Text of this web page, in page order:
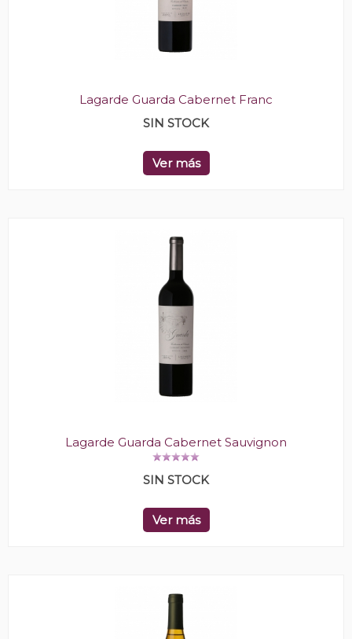
Lagarde Guarda Cabernet Franc
SIN STOCK
Ver más
Lagarde Guarda Cabernet Sauvignon
SIN STOCK
Ver más